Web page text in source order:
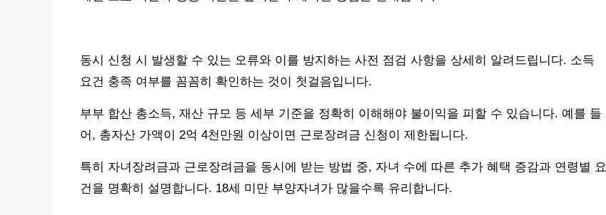
동시 신청 시 발생할 수 있는 오류와 이를 방지하는 사전 점검 사항을 상세히 알려드립니다. 소득
요건 충족 여부를 꼼꼼히 확인하는 것이 첫걸음입니다.
부부 합산 총소득, 재산 규모 등 세부 기준을 정확히 이해해야 불이익을 피할 수 있습니다. 예를 들
어, 총자산 가액이 2억 4천만원 이상이면 근로장려금 신청이 제한됩니다.
특히 자녀장려금과 근로장려금을 동시에 받는 방법 중, 자녀 수에 따른 추가 혜택 증감과 연령별 요
건을 명확히 설명합니다. 18세 미만 부양자녀가 많을수록 유리합니다.